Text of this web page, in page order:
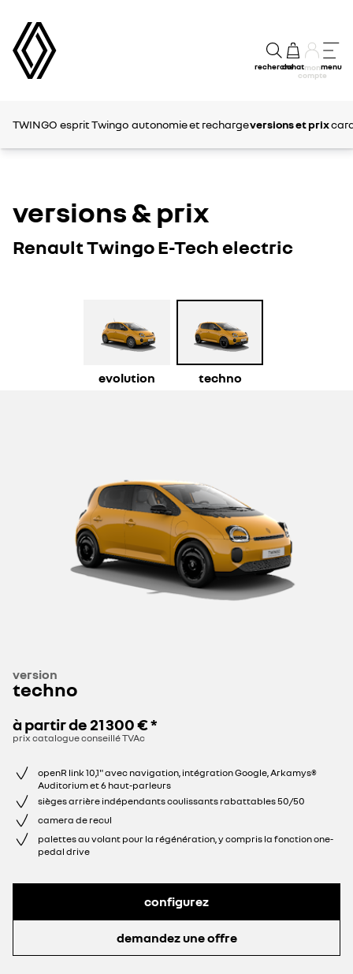
rechercheachatmon
compte
menu
TWINGO esprit Twingo autonomie et rechargeversions et prix
versions & prix
Renault Twingo E-Tech electric
evolution techno
version
techno
à partir de21 300 €*
prix catalogue conseillé TVAc
openR link 10,1" avec navigation, intégration Google, Arkamys®
Auditorium et 6 haut-parleurs
sièges arrière indépendants coulissants rabattables 50/50
camera de recul
palettes au volant pour la régénération, y compris la fonction one-
pedal drive
configurez
demandez une offre